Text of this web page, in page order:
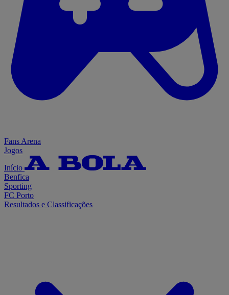
Fans Arena
Jogos
Início
Benfica
Sporting
FC Porto
Resultados e Classificações